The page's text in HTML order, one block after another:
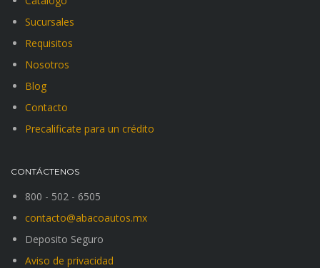
Sucursales
Requisitos
Nosotros
Blog
Contacto
Precalificate para un crédito
CONTÁCTENOS
800 - 502 - 6505
contacto@abacoautos.mx
Deposito Seguro
Aviso de privacidad